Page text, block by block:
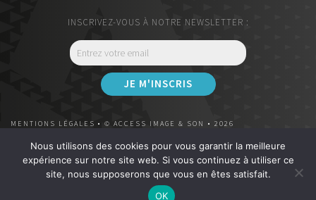
INSCRIVEZ-VOUS À NOTRE NEWSLETTER :
MENTIONS LÉGALES • © ACCESS IMAGE & SON • 2026
REVENDEUR DEVIALET PREMIUM | CLÉMENCEAU
62 Cours Georges Clemenceau - 33000 Bordeaux
Nous utilisons des cookies pour vous garantir la meilleure
expérience sur notre site web. Si vous continuez à utiliser ce
site, nous supposerons que vous en êtes satisfait.
OK